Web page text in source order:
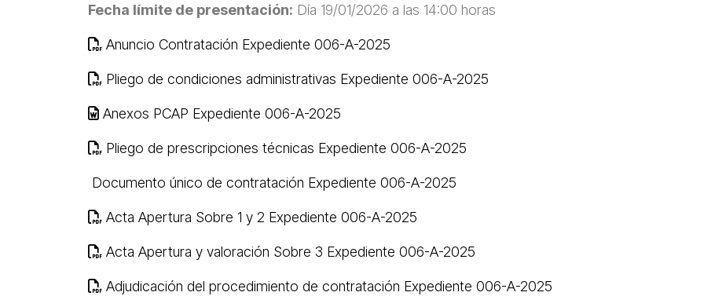
Fecha límite de presentación: Día 19/01/2026 a las 14:00 horas
Anuncio Contratación Expediente 006-A-2025
Pliego de condiciones administrativas Expediente 006-A-2025
Anexos PCAP Expediente 006-A-2025
Pliego de prescripciones técnicas Expediente 006-A-2025
Documento único de contratación Expediente 006-A-2025
Acta Apertura Sobre 1 y 2 Expediente 006-A-2025
Acta Apertura y valoración Sobre 3 Expediente 006-A-2025
Adjudicación del procedimiento de contratación Expediente 006-A-2025